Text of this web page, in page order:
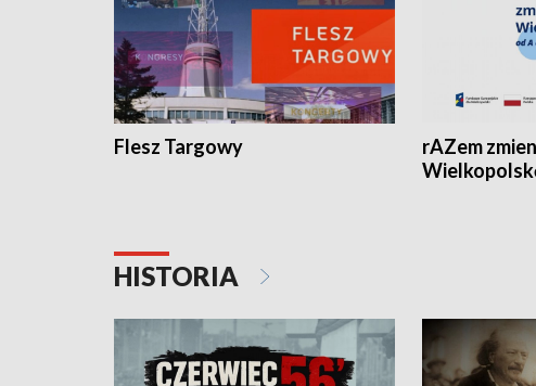
Flesz Targowy
rAZem
HISTORIA